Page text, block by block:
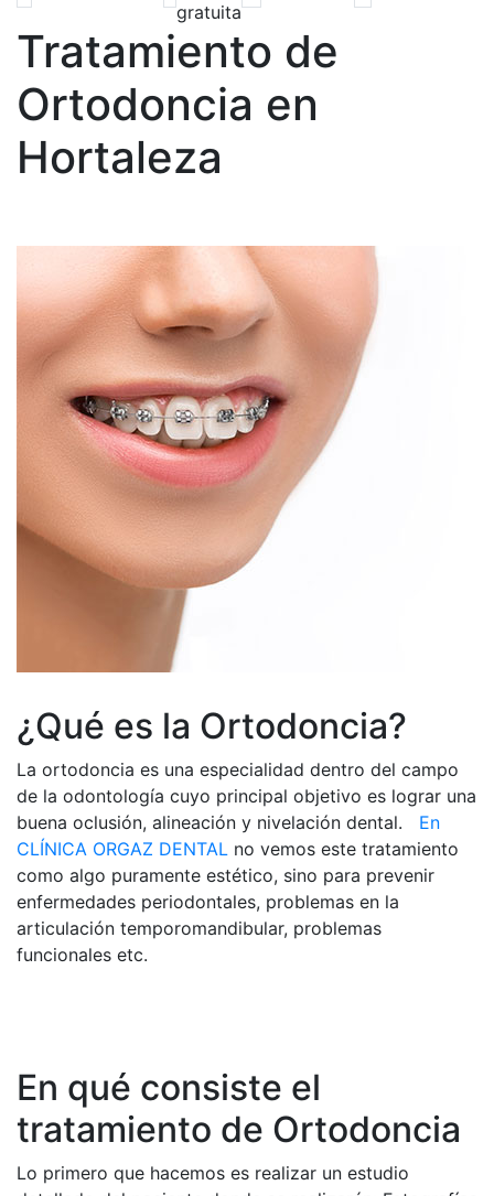
gratuita
Tratamiento de
Ortodoncia en
Hortaleza
¿Qué es la Ortodoncia?
La ortodoncia es una especialidad dentro del campo
de la odontología cuyo principal objetivo es lograr una
buena oclusión, alineación y nivelación dental. En
CLÍNICA ORGAZ DENTAL no vemos este tratamiento
como algo puramente estético, sino para prevenir
enfermedades periodontales, problemas en la
articulación temporomandibular, problemas
funcionales etc.
En qué consiste el
tratamiento de Ortodoncia
Lo primero que hacemos es realizar un estudio